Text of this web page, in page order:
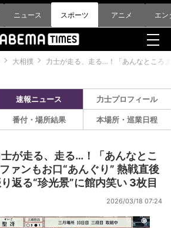
ニュース スポーツ アニメ エン
大相撲 力士が走る、走る…！「あんなところ
速報ニュース 力士プロフィール
番付・場所結果 本場所・巡業日程
士が走る、走る…！「あんなとこ
ァンもお口“あんぐり” 熱戦直後
返る“珍光景”に館内笑い 3枚目
2026/03/18 07:24